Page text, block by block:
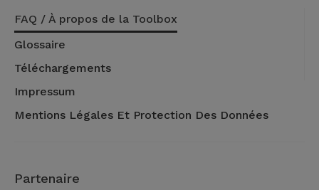
FAQ / À propos de la Toolbox
Glossaire
Téléchargements
Impressum
Mentions Légales Et Protection Des Données
Partenaire